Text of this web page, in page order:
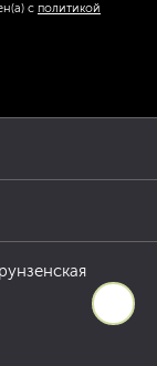
с политикой